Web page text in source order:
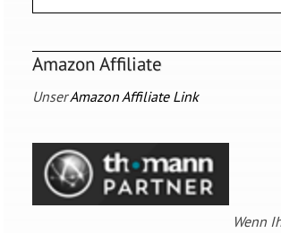
Amazon Affiliate
UnserAmazon Affiliate Link
Wenn